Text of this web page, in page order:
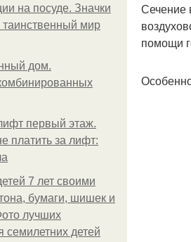
на посуде. Значки
таинственный мир
дом.
первый этаж.
платить за лифт:
7 лет своими
бумаги, шишек и
лучших
семилетних детей
Сечение
помощи